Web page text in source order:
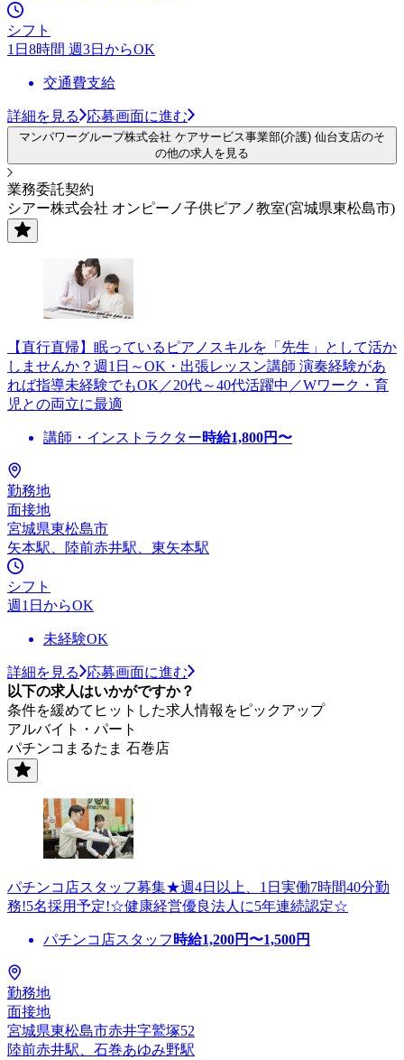
シフト
1日8時間 週3日からOK
交通費支給
詳細を見る 応募画面に進む
マンパワーグループ株式会社 ケアサービス事業部(介護) 仙台支店のそ
の他の求人を見る
業務委託契約
シアー株式会社 オンピーノ子供ピアノ教室(宮城県東松島市)
【直行直帰】眠っているピアノスキルを「先生」として活か
しませんか？週1日～OK・出張レッスン講師 演奏経験があ
れば指導未経験でもOK／20代～40代活躍中／Wワーク・育
児との両立に最適
講師・インストラクター時給1,800円〜
勤務地
面接地
宮城県東松島市
矢本駅、陸前赤井駅、東矢本駅
シフト
週1日からOK
未経験OK
詳細を見る
応募画面に進む
以下の求人はいかがですか？
条件を緩めてヒットした求人情報をピックアップ
アルバイト・パート
パチンコまるたま 石巻店
パチンコ店スタッフ募集★週4日以上、1日実働7時間40分勤
務!5名採用予定!☆健康経営優良法人に5年連続認定☆
パチンコ店スタッフ 時給1,200円〜1,500円
勤務地
面接地
宮城県東松島市赤井字鷲塚52
陸前赤井駅、石巻あゆみ野駅